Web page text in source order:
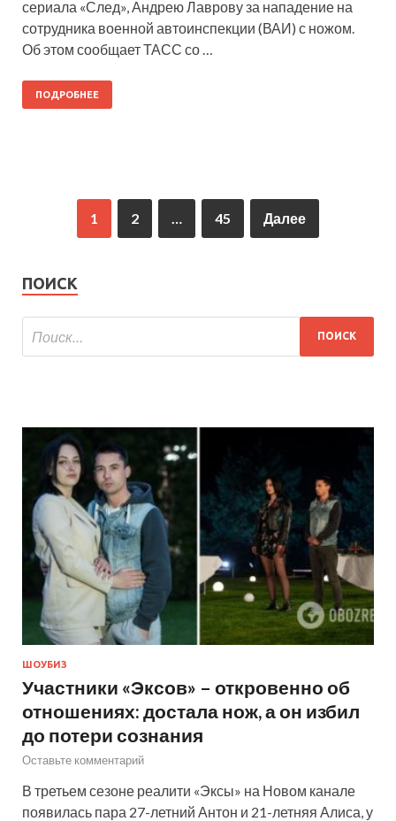
сериала «След», Андрею Лаврову за нападение на
сотрудника военной автоинспекции (ВАИ) с ножом.
Об этом сообщает ТАСС со …
ПОДРОБНЕЕ
1 2 45 Далее
ПОИСК
ШОУБИЗ
Участники «Эксов» – откровенно об
отношениях: достала нож, а он избил
до потери сознания
Оставьте комментарий
В третьем сезоне реалити «Эксы» на Новом канале
появилась пара 27-летний Антон и 21-летняя Алиса, у